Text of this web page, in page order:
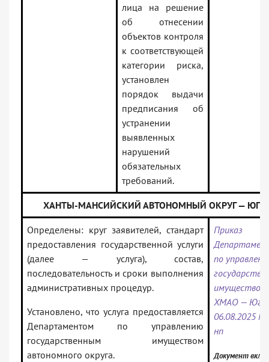
лица на решение
об отнесении
объектов контроля
к соответствующей
категории риска,
установлен
порядок выдачи
предписания об
устранении
выявленных
нарушений
обязательных
требований.
ХАНТЫ-МАНСИЙСКИЙ АВТОНОМНЫЙ ОКРУГ —
Определены: круг заявителей, стандарт
предоставления государственной услуги
(далее — услуга), состав,
последовательность и сроки выполнения
административных процедур.
Установлено, что услуга предоставляется
Департаментом по управлению
государственным имуществом
автономного округа.
Приказ
по
имуществом
ХМАО —
06.08.2025 N
нп
Документ